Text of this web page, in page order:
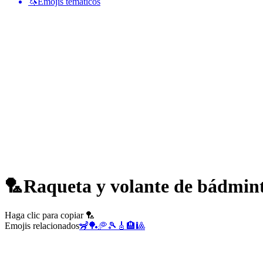
🏸Raqueta y volante de
Haga clic para copiar 🏸
Emojis relacionados🦨🏓🥏🎾 🎸 🏨 🎱